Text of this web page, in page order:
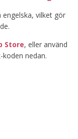
engelska, vilket gör
Store, eller använd
koden nedan.